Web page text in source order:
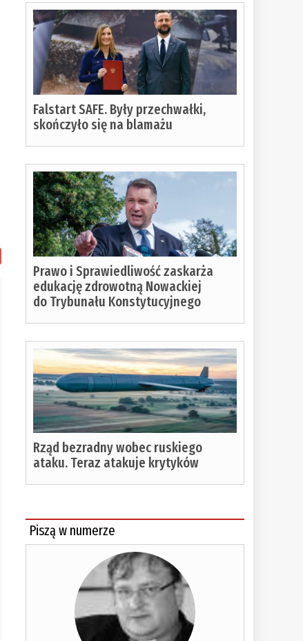
Falstart SAFE. Były przechwałki,
skończyło się na blamażu
Prawo i Sprawiedliwość zaskarża
edukację zdrowotną Nowackiej
do Trybunału Konstytucyjnego
Rząd bezradny wobec ruskiego
ataku. Teraz atakuje krytyków
Piszą w numerze